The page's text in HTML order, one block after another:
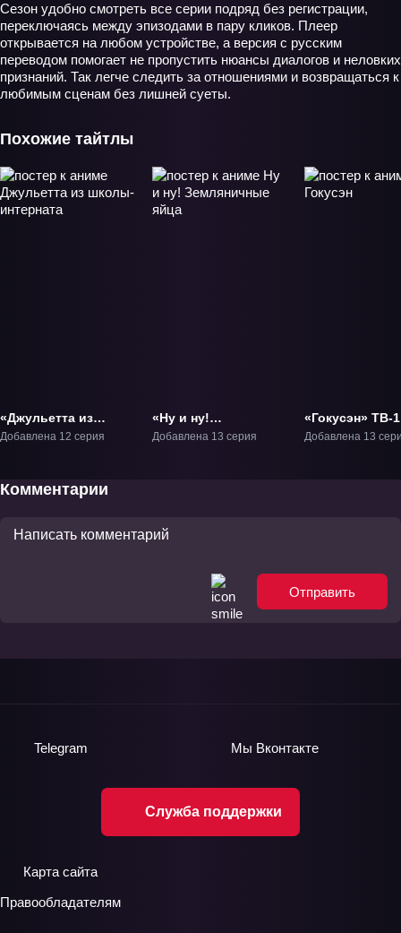
Сезон удобно смотреть все серии подряд без регистрации,
переключаясь между эпизодами в пару кликов. Плеер
открывается на любом устройстве, а версия с русским
переводом помогает не пропустить нюансы диалогов и неловких
признаний. Так легче следить за отношениями и возвращаться к
любимым сценам без лишней суеты.
Похожие тайтлы
«Джульетта из
школы-интерната»
Добавлена 12 серия
«Ну и ну!
Земляничные яйца»
Добавлена 13 серия
«Гокусэн» ТВ-1
Добавлена 13
Комментарии
Отправить
Служба поддержки
Telegram Мы Вконтакте
Карта сайта
Правообладателям